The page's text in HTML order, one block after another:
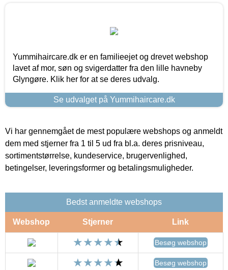
Yummihaircare.dk er en familieejet og drevet webshop
lavet af mor, søn og svigerdatter fra den lille havneby
Glyngøre. Klik her for at se deres udvalg.
Se udvalget på Yummihaircare.dk
Vi har gennemgået de mest populære webshops og anmeldt
dem med stjerner fra 1 til 5 ud fra bl.a. deres prisniveau,
sortimentstørrelse, kundeservice, brugervenlighed,
betingelser, leveringsformer og betalingsmuligheder.
Bedst anmeldte webshops
Webshop Stjerner Link
Besøg webshop
Besøg webshop